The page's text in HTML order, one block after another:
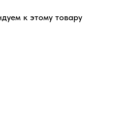
к этому товару